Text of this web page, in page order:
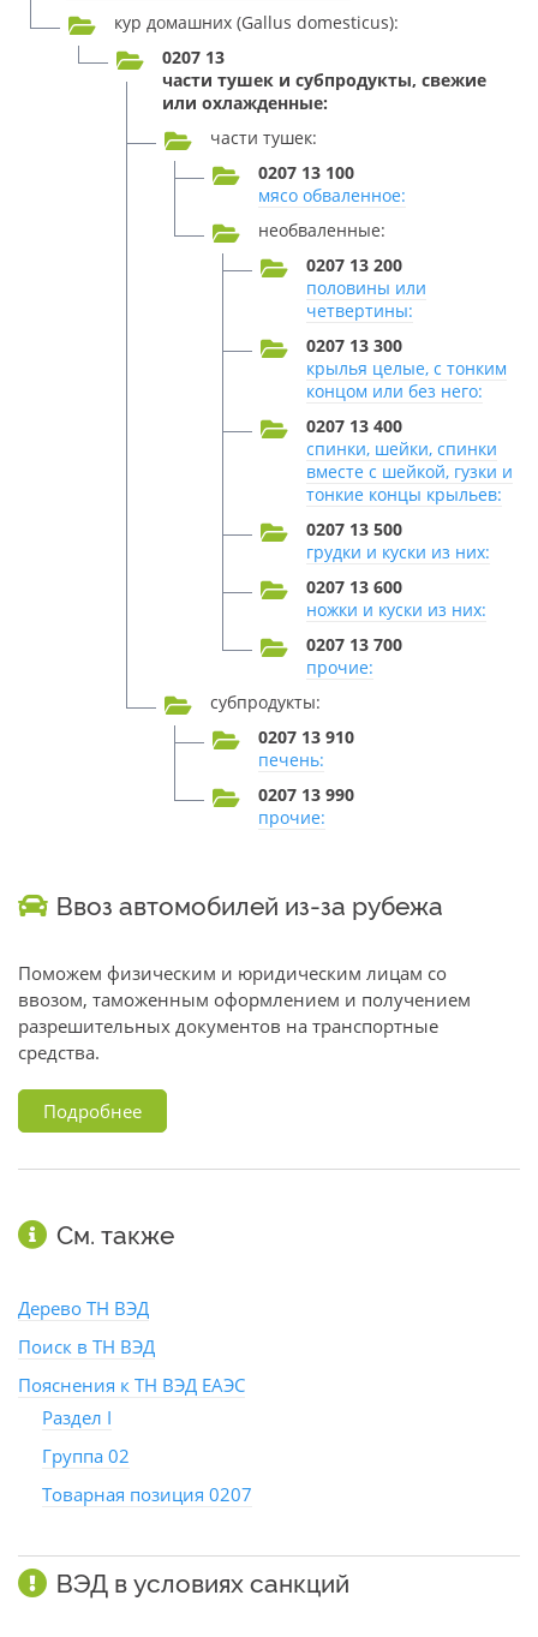
кур домашних (Gallus domesticus):
0207 13
части тушек и субпродукты, свежие
или охлажденные:
части тушек:
0207 13 100
мясо обваленное:
необваленные:
0207 13 200
половины или
четвертины:
0207 13 300
крылья целые, с тонким
концом или без него:
0207 13 400
спинки, шейки, спинки
вместе с шейкой, гузки и
тонкие концы крыльев:
0207 13 500
грудки и куски из них:
0207 13 600
ножки и куски из них:
0207 13 700
прочие:
субпродукты:
0207 13 910
печень:
0207 13 990
прочие:
Ввоз автомобилей из-за рубежа
Поможем физическим и юридическим лицам со
ввозом, таможенным оформлением и получением
разрешительных документов на транспортные
средства.
Подробнее
См. также
Дерево ТН ВЭД
Поиск в ТН ВЭД
Пояснения к ТН ВЭД ЕАЭС
Раздел I
Группа 02
Товарная позиция 0207
ВЭД в условиях санкций